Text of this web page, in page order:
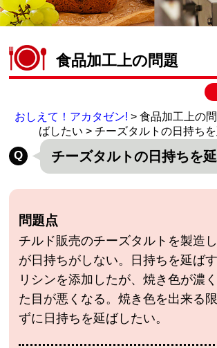
食品加工上の問題
おしえて！アカタゼン! > 食品加工上の
ばしたい > チーズタルトの日持ち
チーズタルトの日持ちを
問題点
チルド販売のチーズタルトを製造
が日持ちがしない。日持ちを延ば
リシンを添加したが、焼き色が濃
た目が悪くなる。焼き色を出来る
ずに日持ちを延ばしたい。